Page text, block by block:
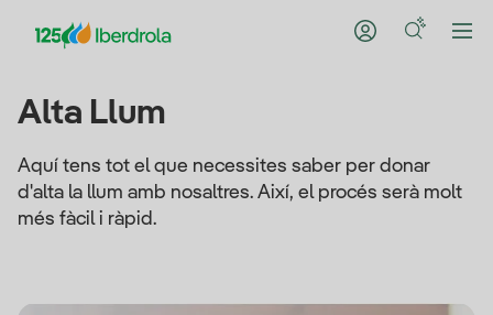
Alta Llum
Aquí tens tot el que necessites saber per donar
d'alta la llum amb nosaltres. Així, el procés serà molt
més fàcil i ràpid.